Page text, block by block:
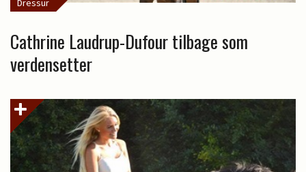
Cathrine Laudrup-Dufour tilbage som
verdensetter